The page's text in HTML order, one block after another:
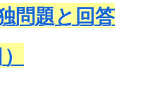
問題と回答